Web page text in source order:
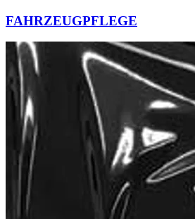
FAHRZEUGPFLEGE